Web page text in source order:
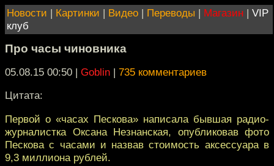
Новости | Картинки | Видео | Переводы | Магазин | VIP
клуб
Про часы чиновника
05.08.15 00:50 | Goblin | 735 комментариев
Цитата:
Первой о «часах Пескова» написала бывшая радио-
журналистка Оксана Незнанская, опубликовав фото
Пескова с часами и назвав стоимость аксессуара в
9,3 миллиона рублей.